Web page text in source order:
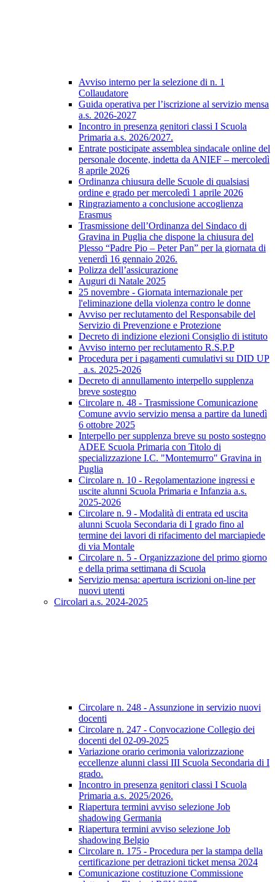
Avviso interno per la selezione di n. 1
Collaudatore
Guida operativa per l’iscrizione al servizio mensa
a.s. 2026-2027
Incontro in presenza genitori classi I Scuola
Primaria a.s. 2026/2027.
Entrate posticipate assemblea sindacale online del
personale docente, indetta da ANIEF – mercoledì
8 aprile 2026
Ordinanza chiusura delle Scuole di qualsiasi
ordine e grado per mercoledì 1 aprile 2026
Ringraziamento a conclusione accoglienza
Erasmus
Trasmissione dell’Ordinanza del Sindaco di
Gravina in Puglia che dispone la chiusura del
Plesso “Padre Pio – Peter Pan” per la giornata di
venerdì 16 gennaio 2026.
Polizza dell’assicurazione
Auguri di Natale 2025
25 novembre - Giornata internazionale per
l'eliminazione della violenza contro le donne
Avviso per reclutamento del Responsabile del
Servizio di Prevenzione e Protezione
Decreto di indizione elezioni Consiglio di istituto
Avviso interno per reclutamento R.S.P.P
Procedura per i pagamenti cumulativi su DID UP
_a.s. 2025-2026
Decreto di annullamento interpello supplenza
breve sostegno
Circolare n. 48 - Trasmissione Comunicazione
Comune avvio servizio mensa a partire da lunedì
6 ottobre 2025
Interpello per supplenza breve su posto sostegno
ADEE Scuola Primaria con Titolo di
specializzazione I.C. "Montemurro" Gravina in
Puglia
Circolare n. 10 - Regolamentazione ingressi e
uscite alunni Scuola Primaria e Infanzia a.s.
2025-2026
Circolare n. 9 - Modalità di entrata ed uscita
alunni Scuola Secondaria di I grado fino al
termine dei lavori di rifacimento del marciapiede
di via Montale
Circolare n. 5 - Organizzazione del primo giorno
e della prima settimana di Scuola
Servizio mensa: apertura iscrizioni on-line per
nuovi utenti
Circolari a.s. 2024-2025
Circolare n. 248 - Assunzione in servizio nuovi
docenti
Circolare n. 247 - Convocazione Collegio dei
docenti del 02-09-2025
Variazione orario cerimonia valorizzazione
eccellenze alunni classi III Scuola Secondaria di I
grado.
Incontro in presenza genitori classi I Scuola
Primaria a.s. 2025/2026.
Riapertura termini avviso selezione Job
shadowing Germania
Riapertura termini avviso selezione Job
shadowing Belgio
Circolare n. 175 - Procedura per la stampa della
certificazione per detrazioni ticket mensa 2024
Comunicazione costituzione Commissione